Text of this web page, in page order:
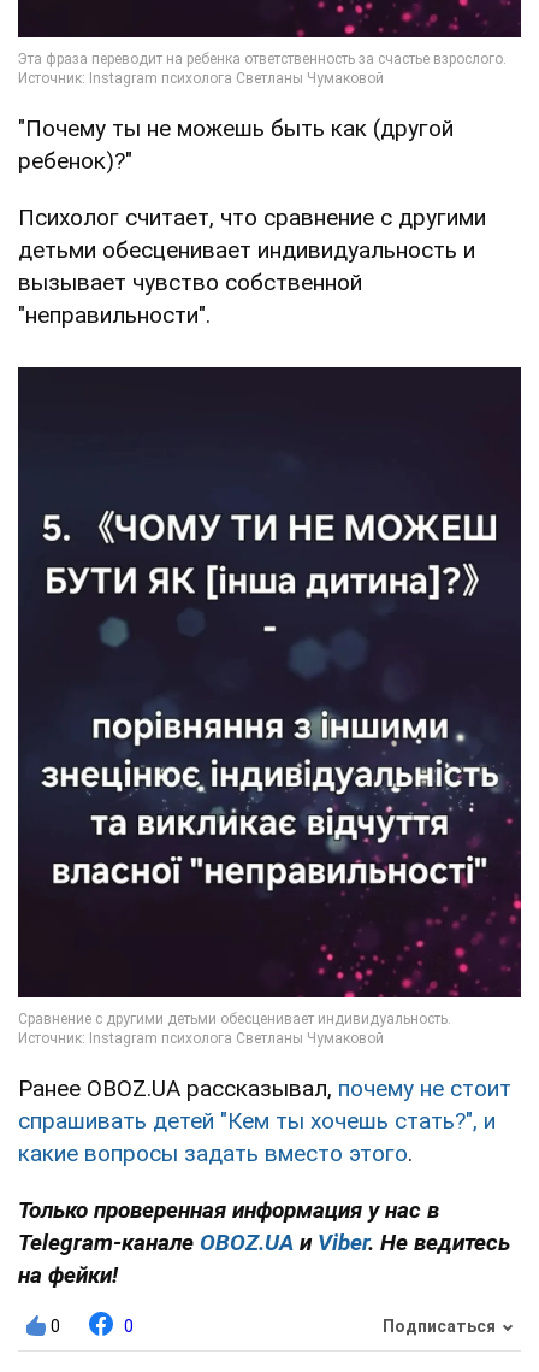
"Почему ты не можешь быть как (другой
ребенок)?"
Психолог считает, что сравнение с другими
детьми обесценивает индивидуальность и
вызывает чувство собственной
"неправильности".
Ранее OBOZ.UA рассказывал, почему не стоит
спрашивать детей "Кем ты хочешь стать?", и
какие вопросы задать вместо этого.
Только проверенная информация у нас в
Telegram-канале OBOZ.UA и Viber. Не ведитесь
на фейки!
0 0 Подписаться